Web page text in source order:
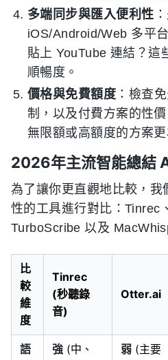
多端同步與匯入便利性
iOS/Android/Web 多平
貼上 YouTube 連結？這
順暢度。
價格與免費額度 ：檢查
制，以及付費方案的性
無限額或高額度的方案更
2026年主流智能總結
為了讓你更直觀地比較，我
性的工具進行對比：Tinrec
TurboScribe 以及
比
較
維
度
Tinrec
(秒聽錄
音)
Otter.ai
語
強 (中、
弱 (主要